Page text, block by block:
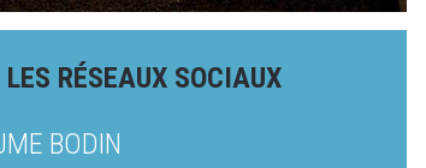
RÉSEAUX SOCIAUX
BODIN